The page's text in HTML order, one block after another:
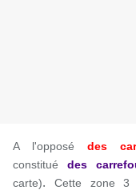
A l'opposédes
constituédes
carte).
Cette zone